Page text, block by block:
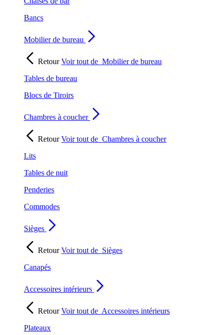
Bancs
Mobilier de bureau
RetourVoir tout de Mobilier de bureau
Tables de bureau
Blocs de Tiroirs
Chambres à coucher
RetourVoir tout de Chambres à coucher
Lits
Tables de nuit
Penderies
Commodes
Sièges
RetourVoir tout de Sièges
Canapés
Accessoires intérieurs
RetourVoir tout de Accessoires intérieurs
Plateaux